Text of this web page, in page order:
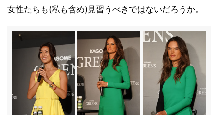
女性たちも(私も含め)見習うべきではないだろうか。